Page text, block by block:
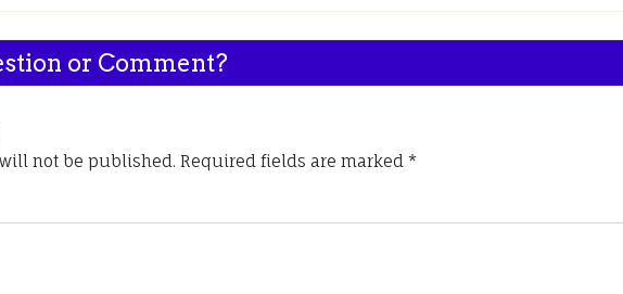
or Comment?
not be published. Required fields are marked *